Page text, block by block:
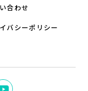
合わせ
バシーポリシー